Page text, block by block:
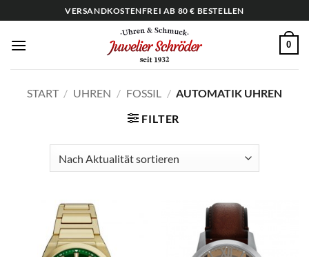
Inhalt
springen
VERSANDKOSTENFREI AB 80 € BESTELLEN
0
START / UHREN / FOSSIL / AUTOMATIK UHREN
FILTER